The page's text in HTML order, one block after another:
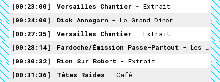
00:23:00
Versailles Chantier - Extrait
00:24:00
Dick Annegarn - Le Grand Diner
00:27:35
Versailles Chantier - Extrait
00:28:14
Fardoche/émission Passe-Partout - Les Beaux Légumes
00:30:32
Rien Sur Robert - Extrait
00:31:36
Têtes Raides - Café